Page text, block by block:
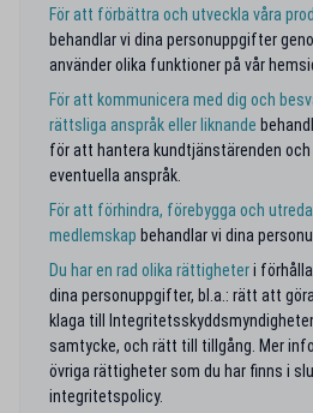
För att förbättra och utveckla våra
behandlar vi dina personuppgifter
använder olika funktioner på vår
För att kommunicera med dig och
rättsliga anspråk eller liknande
för att hantera kundtjänstärenden
eventuella anspråk.
För att förhindra, förebygga och
medlemskap behandlar vi dina
Du har en rad olika rättigheteri
dina personuppgifter, bl.a.: rätt att
klaga till
samtycke, och rätt till tillgång. Mer
övriga rättigheter som du har finns i
integritetspolicy.